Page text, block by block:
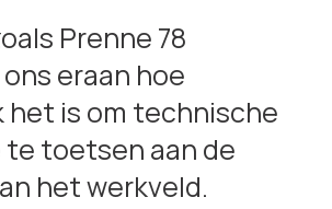
Prenne 78
eraan hoe
het is om technische
toetsen aan de
het werkveld.